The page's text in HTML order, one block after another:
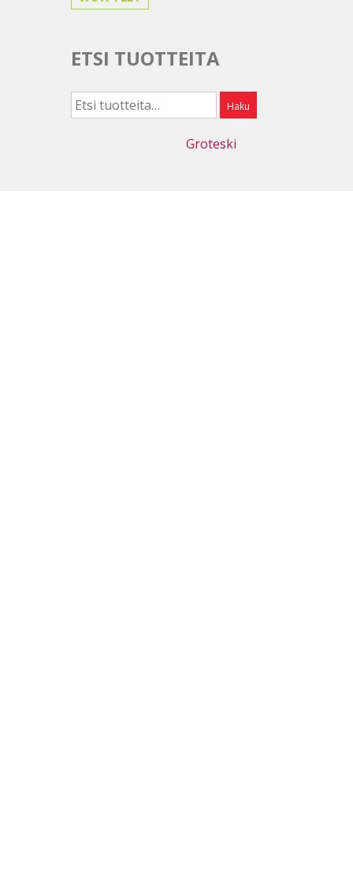
ETSI TUOTTEITA
Etsi: Haku
Groteski